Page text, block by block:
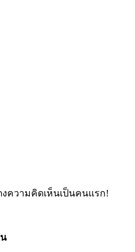
ความคิดเห็นเป็นคนแรก!